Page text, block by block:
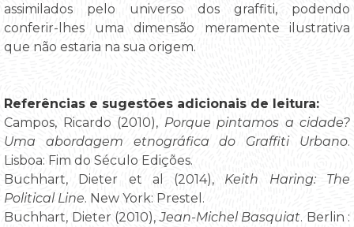
assimilados pelo universo dos graffiti, podendo
conferir-lhes uma dimensão meramente ilustrativa
que não estaria na sua origem.
Referências e sugestões adicionais de leitura:
Campos, Ricardo (2010), Porque pintamos a cidade?
Uma abordagem etnográfica do Graffiti Urbano.
Lisboa: Fim do Século Edições.
Buchhart, Dieter et al (2014), Keith Haring: The
Political Line. New York: Prestel.
Buchhart, Dieter (2010),Jean-Michel Basquiat. Berlin :